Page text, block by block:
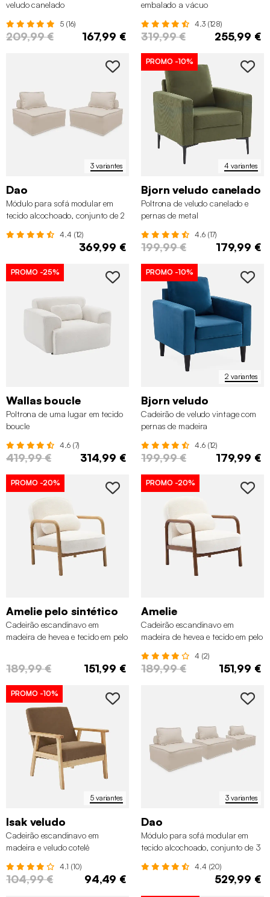
veludo canelado
5 (16)
209,99 € 167,99 €
embalado a vácuo
4.3 (128)
319,99 € 255,99 €
3 variantes
Dao
Módulo para sofá modular em
tecido alcochoado, conjunto de 2
4.4 (12)
369,99 €
4 variantes
PROMO -10%
Bjorn veludo canelado
Poltrona de veludo canelado e
pernas de metal
4.6 (17)
199,99 € 179,99 €
PROMO -25%
Wallas boucle
Poltrona de uma lugar em tecido
boucle
4.6 (7)
419,99 € 314,99 €
2 variantes
PROMO -10%
Bjorn veludo
Cadeirão de veludo vintage com
pernas de madeira
4.6 (12)
199,99 € 179,99 €
PROMO -20%
Amelie pelo sintético
Cadeirão escandinavo em
madeira de hevea e tecido em pelo
189,99 € 151,99 €
PROMO -20%
Amelie
Cadeirão escandinavo em
madeira de hevea e tecido em pelo
4 (2)
189,99 € 151,99 €
5 variantes
PROMO -10%
Isak veludo
Cadeirão escandinavo em
madeira e veludo cotelê
4.1 (10)
104,99 € 94,49 €
3 variantes
Dao
Módulo para sofá modular em
tecido alcochoado, conjunto de 3
4.4 (20)
529,99 €